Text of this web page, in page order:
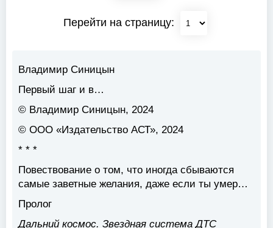
Перейти на страницу:
Владимир Синицын
Первый шаг и в…
© Владимир Синицын, 2024
© ООО «Издательство АСТ», 2024
* * *
Повествование о том, что иногда сбываются
самые заветные желания, даже если ты умер…
Пролог
Дальний космос. Звездная система ДТС